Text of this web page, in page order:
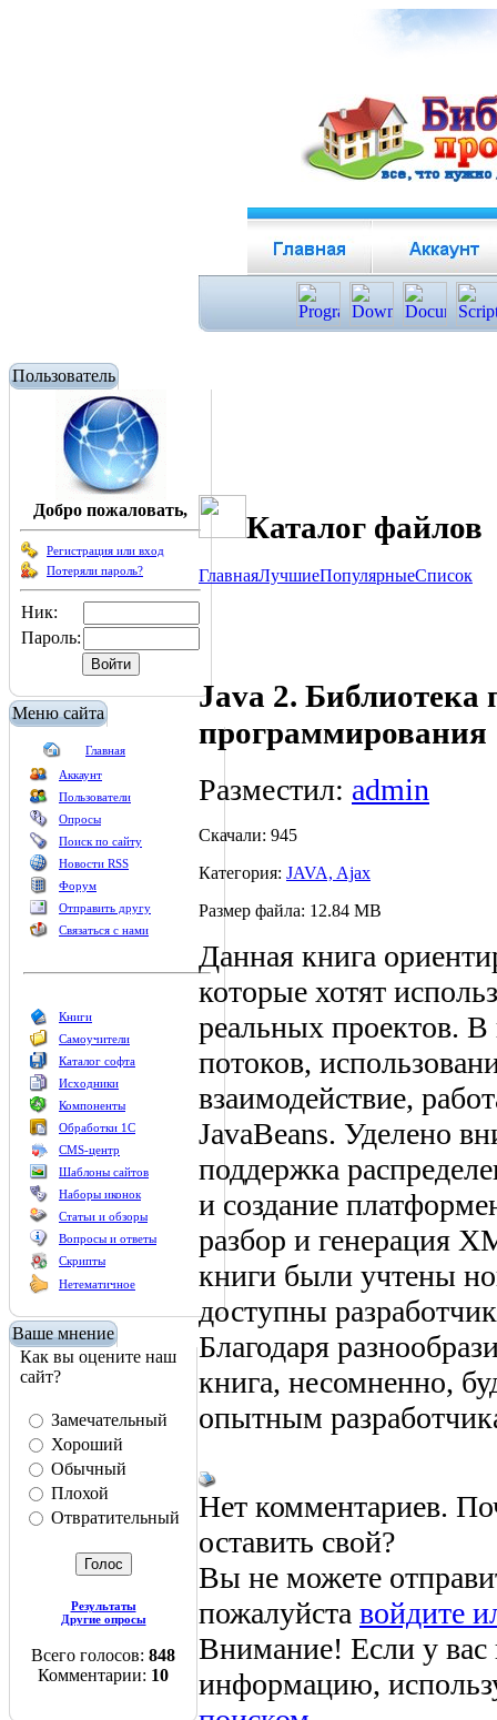
Пользователь
Добро пожаловать,
Регистрация или вход
Потеряли пароль?
Ник:
Пароль:
Меню сайта
Главная
Аккаунт
Пользователи
Опросы
Поиск по сайту
Новости RSS
Форум
Отправить другу
Связаться с нами
Книги
Самоучители
Каталог софта
Исходники
Компоненты
Обработки 1С
CMS-центр
Шаблоны сайтов
Наборы иконок
Статьи и обзоры
Вопросы и ответы
Скрипты
Нетематичное
Ваше мнение
Как вы оцените наш
сайт?
Замечательный
Хороший
Обычный
Плохой
Отвратительный
Результаты
Другие опросы
Всего голосов: 848
Комментарии: 10
Каталог файлов
ГлавнаяЛучшиеПопулярныеСписок
Java 2. Библиотека
программирования
Разместил: admin
Скачали: 945
Категория: JAVA, Ajax
Размер файла: 12.84 MB
Данная книга
которые хотят
реальных проектов.
потоков,
взаимодействие,
JavaBeans. Уделено
поддержка
и создание
разбор и генерация
книги были учтены
доступны
Благодаря
книга, несомненно,
опытным
Нет комментариев.
оставить свой?
Вы не можете
пожалуйста войдите
Внимание! Если у
информацию,